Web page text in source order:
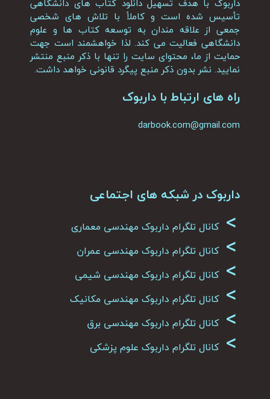
داربوک با هدف تسهیل دانلود کتاب های دانشگاهی
تأسیس شده است و کاملاً با تلاش های شخصی
جمعی از علاقه مندان به توسعه کتاب ها و علوم
دانشگاهی فعالیت می کند. لذا خواهشمند است جهت
حمایت از ما، محتوای سایت را تنها با ذکر منبع منتشر
نمایید. نشر بدون ذکر منبع پیگرد قانونی خواهد داشت.
راه های ارتباط با داربوک
darbook.com@gmail.com
داربوک در شبکه های اجتماعی
> کانال تلگرام داربوک مهندسی معماری
> کانال تلگرام داربوک مهندسی عمران
> کانال تلگرام داربوک مهندسی شیمی
> کانال تلگرام داربوک مهندسی مکانیک
> کانال تلگرام داربوک مهندسی برق
> کانال تلگرام داربوک علوم پزشکی